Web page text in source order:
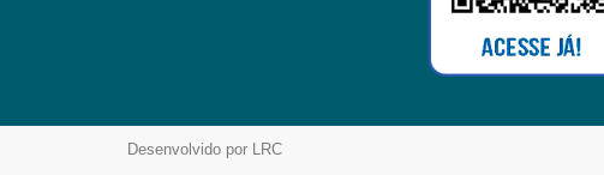
Desenvolvido por LRC